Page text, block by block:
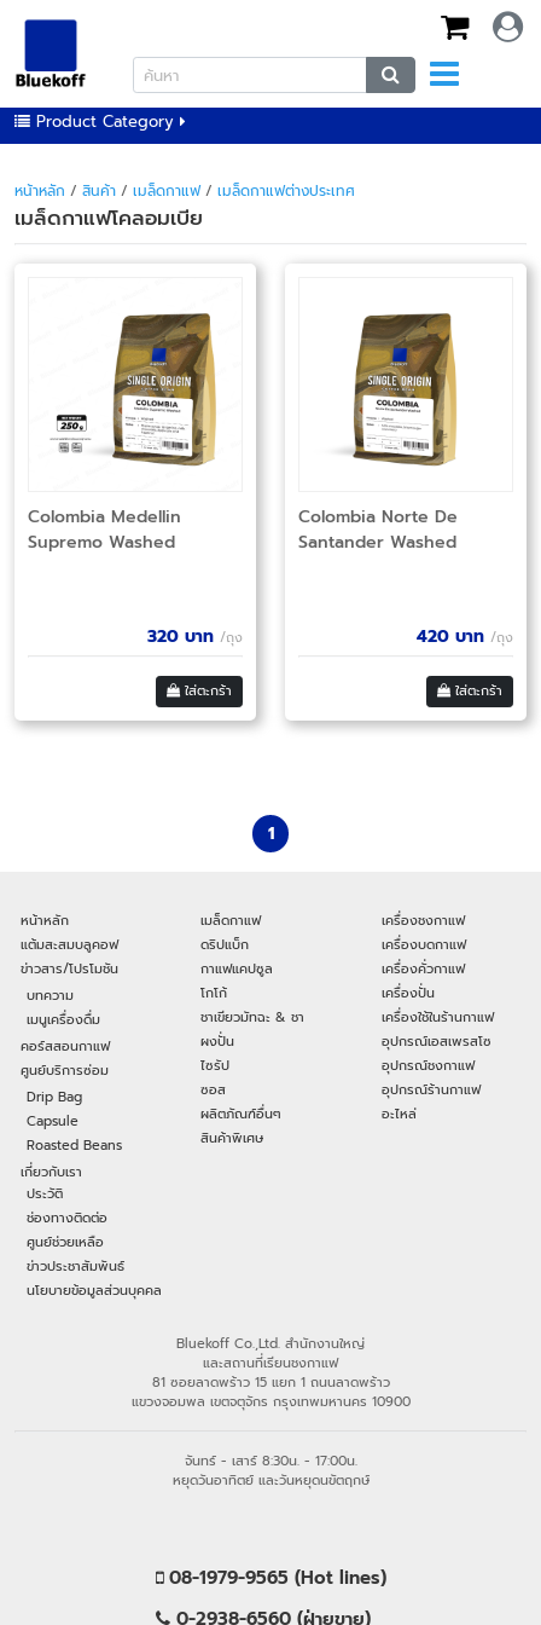
Product Category
หน้าหลัก / สินค้า / เมล็ดกาแฟ/ เมล็ดกาแฟต่างประเทศ
เมล็ดกาแฟโคลอมเบีย
Colombia Medellin
Supremo Washed
320 บาท /ถุง
ใส่ตะกร้า
Colombia Norte De
Santander Washed
420 บาท /ถุง
ใส่ตะกร้า
1
หน้าหลัก
แต้มสะสมบลูคอฟ
ข่าวสาร/โปรโมชัน
บทความ
เมนูเครื่องดื่ม
คอร์สสอนกาแฟ
ศูนย์บริการซ่อม
Drip Bag
Capsule
Roasted Beans
เกี่ยวกับเรา
ประวัติ
ช่องทางติดต่อ
ศูนย์ช่วยเหลือ
ข่าวประชาสัมพันธ์
นโยบายข้อมูลส่วนบุคคล
เมล็ดกาแฟ
ดริปแบ็ก
กาแฟแคปซูล
โกโก้
ชาเขียวมัทฉะ & ชา
ผงปั่น
ไซรัป
ซอส
ผลิตภัณฑ์อื่นๆ
สินค้าพิเศษ
เครื่องชงกาแฟ
เครื่องบดกาแฟ
เครื่องคั่วกาแฟ
เครื่องปั่น
เครื่องใช้ในร้านกาแฟ
อุปกรณ์เอสเพรสโซ
อุปกรณ์ชงกาแฟ
อุปกรณ์ร้านกาแฟ
อะไหล่
Bluekoff Co.,Ltd. สำนักงานใหญ่
และสถานที่เรียนชงกาแฟ
81 ซอยลาดพร้าว 15 แยก 1 ถนนลาดพร้าว
แขวงจอมพล เขตจตุจักร กรุงเทพมหานคร 10900
จันทร์ - เสาร์ 8:30น. - 17:00น.
หยุดวันอาทิตย์ และวันหยุดนขัตฤกษ์
08-1979-9565 (Hot lines)
0-2938-6560 (ฝ่ายขาย)